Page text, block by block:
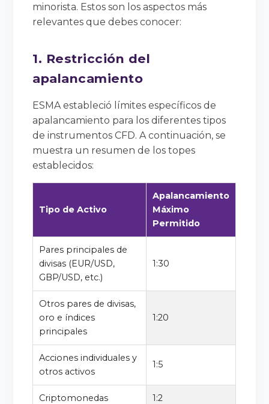
minorista. Estos son los aspectos más
relevantes que debes conocer:
1. Restricción del
apalancamiento
ESMA estableció límites específicos de
apalancamiento para los diferentes tipos
de instrumentos CFD. A continuación, se
muestra un resumen de los topes
establecidos:
Tipo de Activo
Apalancamiento
Máximo
Permitido
Pares principales de
divisas (EUR/USD,
GBP/USD, etc.)
1:30
Otros pares de divisas,
oro e índices
principales
1:20
Acciones individuales y
otros activos
1:5
Criptomonedas 1:2